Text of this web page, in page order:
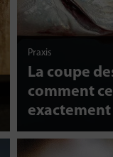
Praxis
La coupe
comment
exactement